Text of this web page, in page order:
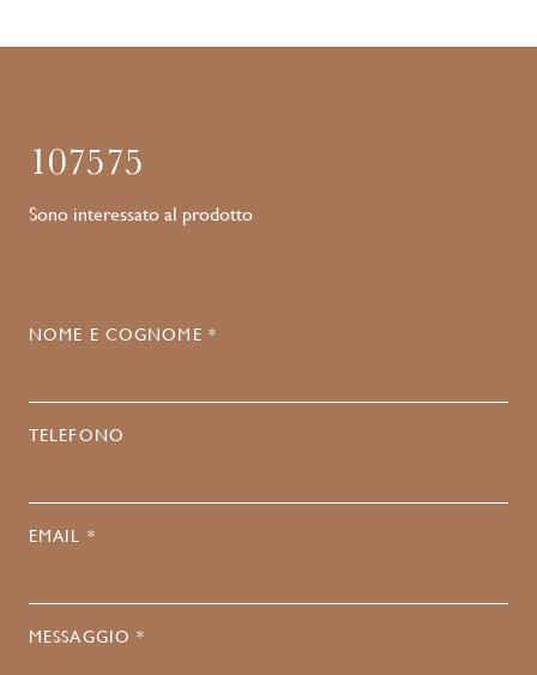
107575
Sono interessato al prodotto
NOME E COGNOME *
TELEFONO
EMAIL *
MESSAGGIO *